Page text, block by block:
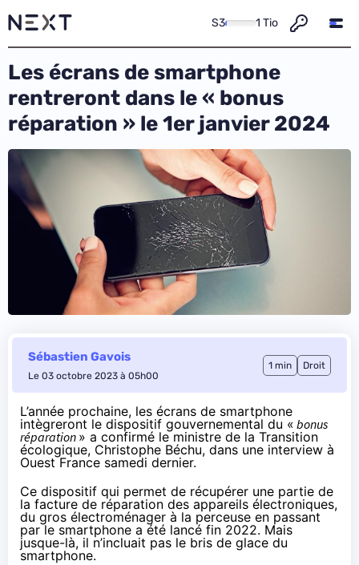
S3 1 Tio
Les écrans de smartphone
rentreront dans le « bonus
réparation » le 1er janvier 2024
Sébastien Gavois
Le 03 octobre 2023 à 05h00
1 min Droit
L’année prochaine, les écrans de smartphone
intègreront le dispositif gouvernemental du « bonus
réparation » a confirmé le ministre de la Transition
écologique, Christophe Béchu, dans une interview à
Ouest France samedi dernier.
Ce dispositif qui permet de récupérer une partie de
la facture de réparation des appareils électroniques,
du gros électroménager à la perceuse en passant
par le smartphone a été lancé fin 2022. Mais
jusque-là, il n’incluait pas le bris de glace du
smartphone.